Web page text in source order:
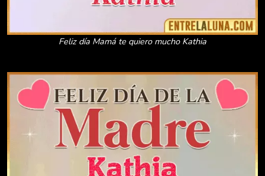
Feliz día Mamá te quiero mucho Kathia